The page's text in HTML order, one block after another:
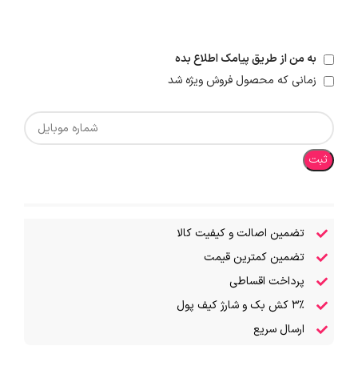
به من از طریق پیامک اطلاع بده
زمانی که محصول فروش ویژه شد
ثبت
تضمین اصالت و کیفیت کالا
تضمین کمترین قیمت
پرداخت اقساطی
۳٪ کش بک و شارژ کیف پول
ارسال سریع